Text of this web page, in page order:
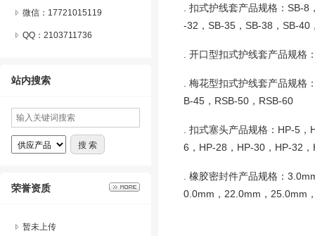
微信： 17721015119
QQ： 2103711736
站内搜索
荣誉资质
暂未上传
. 扣式护线套产品规格： SB-8
-32，SB-35，SB-38，SB-40
. 开口型扣式护线套产品规格
. 梅花型扣式护线套产品规格
B-45，RSB-50，RSB-60
. 扣式塞头产品规格： HP-5，
6，HP-28，HP-30，HP-32
. 橡胶密封件产品规格：
0.0mm，22.0mm，25.0mm